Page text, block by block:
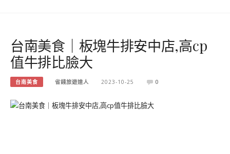
台南美食｜板塊牛排安中店,高cp
值牛排比臉大
台南美食 省錢旅遊達人 2023-10-25 0